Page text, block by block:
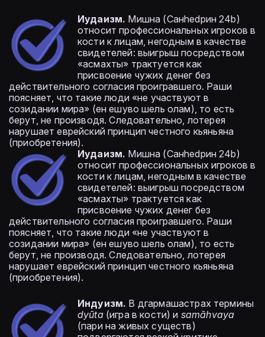
Иудаизм. Мишна (Санhedрин 24b)
относит профессиональных игроков в
кости к лицам, негодным в качестве
свидетелей: выигрыш посредством
«асмахты» трактуется как
присвоение чужих денег без
действительного согласия проигравшего. Раши
поясняет, что такие люди «не участвуют в
созидании мира» (ен ешуво шель олам), то есть
берут, не производя. Следовательно, лотерея
нарушает еврейский принцип честного кьяньяна
(приобретения).
Иудаизм. Мишна (Санhedрин 24b)
относит профессиональных игроков в
кости к лицам, негодным в качестве
свидетелей: выигрыш посредством
«асмахты» трактуется как
присвоение чужих денег без
действительного согласия проигравшего. Раши
поясняет, что такие люди «не участвуют в
созидании мира» (ен ешуво шель олам), то есть
берут, не производя. Следовательно, лотерея
нарушает еврейский принцип честного кьяньяна
(приобретения).
Индуизм. В дгармашастрах термины
dyūta(игра в кости) и samāhvaya
(пари на живых существ)